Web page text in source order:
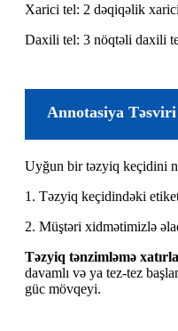
Xarici tel: 2 dəqiqəlik
Daxili tel: 3 nöqtəli daxili
Annotasiya Təsviri
Uyğun bir təzyiq keçidini
1. Təzyiq keçidindəki
2. Müştəri xidmətimizlə
Təzyiq tənzimləmə
davamlı və ya tez-tez
güc mövqeyi.